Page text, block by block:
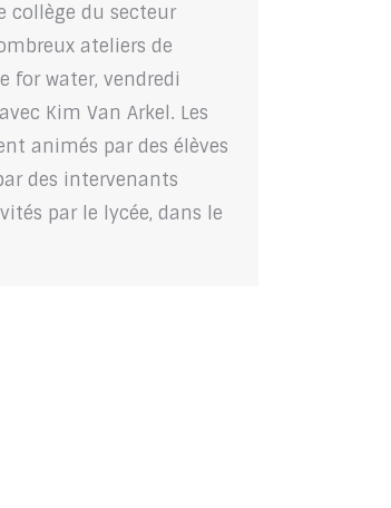
collège du secteur
ateliers de
for water, vendredi
Kim Van Arkel. Les
animés par des élèves
des intervenants
par le lycée, dans le